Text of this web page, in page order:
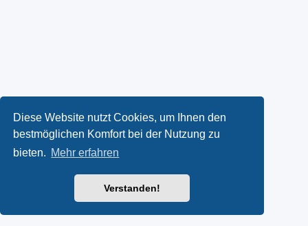
Diese Website nutzt Cookies, um Ihnen den
bestmöglichen Komfort bei der Nutzung zu
bieten. Mehr erfahren
Verstanden!